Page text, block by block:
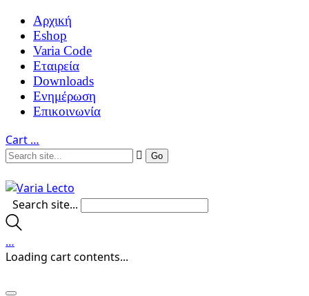
Αρχική
Eshop
Varia Code
Εταιρεία
Downloads
Ενημέρωση
Επικοινωνία
Cart …
Search site...
…
Loading cart contents...